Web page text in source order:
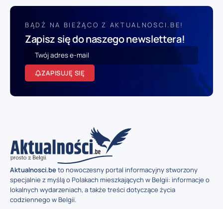
BĄDŹ NA BIEŻĄCO Z AKTUALNOSCI.BE!
Zapisz się do naszego newslettera!
ZAPISUJĘ SIĘ
Aktualnosci.beto nowoczesny portal informacyjny stworzony
specjalnie z myślą o Polakach mieszkających w Belgii: informacje o
lokalnych wydarzeniach, a także treści dotyczące życia
codziennego w Belgii.